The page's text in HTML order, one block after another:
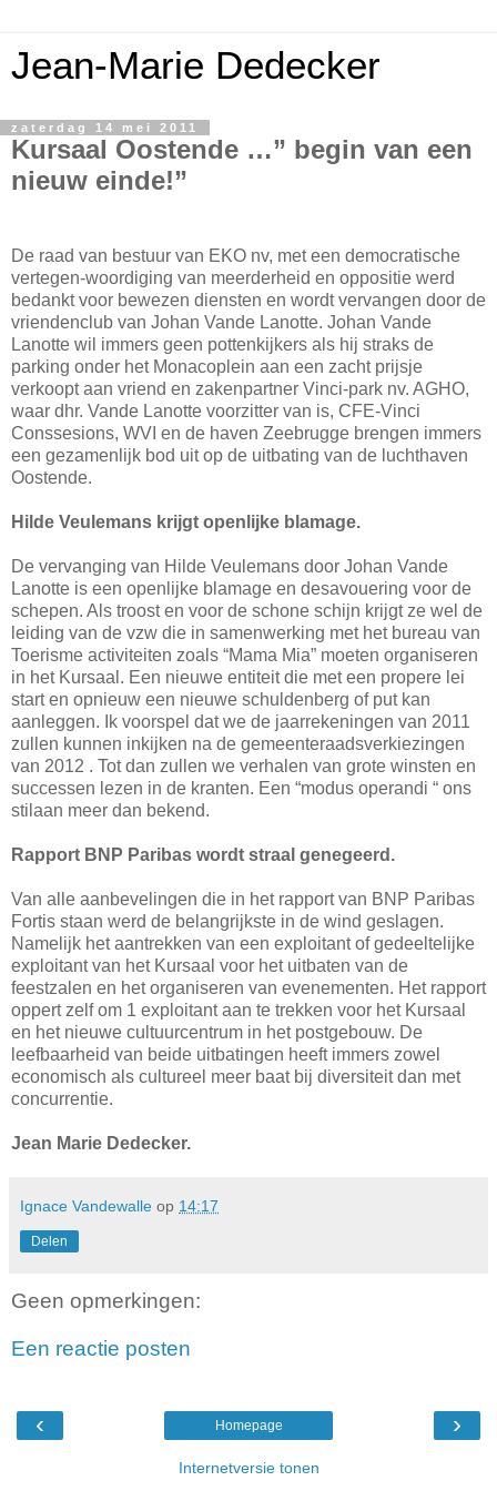
Jean-Marie Dedecker
zaterdag 14 mei 2011
Kursaal Oostende …” begin van een
nieuw einde!”
De raad van bestuur van EKO nv, met een democratische
vertegen-woordiging van meerderheid en oppositie werd
bedankt voor bewezen diensten en wordt vervangen door de
vriendenclub van Johan Vande Lanotte. Johan Vande
Lanotte wil immers geen pottenkijkers als hij straks de
parking onder het Monacoplein aan een zacht prijsje
verkoopt aan vriend en zakenpartner Vinci-park nv. AGHO,
waar dhr. Vande Lanotte voorzitter van is, CFE-Vinci
Conssesions, WVI en de haven Zeebrugge brengen immers
een gezamenlijk bod uit op de uitbating van de luchthaven
Oostende.
Hilde Veulemans krijgt openlijke blamage.
De vervanging van Hilde Veulemans door Johan Vande
Lanotte is een openlijke blamage en desavouering voor de
schepen. Als troost en voor de schone schijn krijgt ze wel de
leiding van de vzw die in samenwerking met het bureau van
Toerisme activiteiten zoals “Mama Mia” moeten organiseren
in het Kursaal. Een nieuwe entiteit die met een propere lei
start en opnieuw een nieuwe schuldenberg of put kan
aanleggen. Ik voorspel dat we de jaarrekeningen van 2011
zullen kunnen inkijken na de gemeenteraadsverkiezingen
van 2012 . Tot dan zullen we verhalen van grote winsten en
successen lezen in de kranten. Een “modus operandi “ ons
stilaan meer dan bekend.
Rapport BNP Paribas wordt straal genegeerd.
Van alle aanbevelingen die in het rapport van BNP Paribas
Fortis staan werd de belangrijkste in de wind geslagen.
Namelijk het aantrekken van een exploitant of gedeeltelijke
exploitant van het Kursaal voor het uitbaten van de
feestzalen en het organiseren van evenementen. Het rapport
oppert zelf om 1 exploitant aan te trekken voor het Kursaal
en het nieuwe cultuurcentrum in het postgebouw. De
leefbaarheid van beide uitbatingen heeft immers zowel
economisch als cultureel meer baat bij diversiteit dan met
concurrentie.
Jean Marie Dedecker.
Ignace Vandewalle op 14:17
Delen
Geen opmerkingen:
Een reactie posten
‹ ›
Homepage
Internetversie tonen